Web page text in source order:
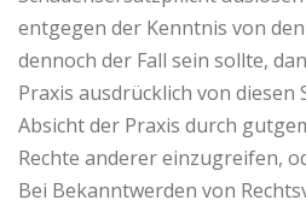
entgegen der Kenntnis von
dennoch der Fall sein sollte,
Praxis ausdrücklich von diesen
Absicht der Praxis durch
Rechte anderer einzugreifen,
Bei Bekanntwerden von